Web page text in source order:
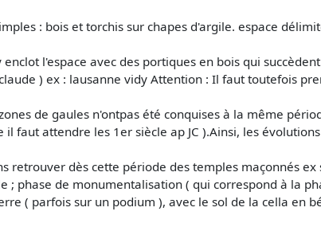
: bois et torchis sur chapes d'argile. espace
l'espace avec des portiques en bois qui
) ex : lausanne vidy Attention : Il faut toutefois
de gaules n'ontpas été conquises à la même
il faut attendre les 1er siècle ap JC ).Ainsi, les
retrouver dès cette période des temples maçonnés
; phase de monumentalisation ( qui correspond à la
( parfois sur un podium ), avec le sol de la cella en